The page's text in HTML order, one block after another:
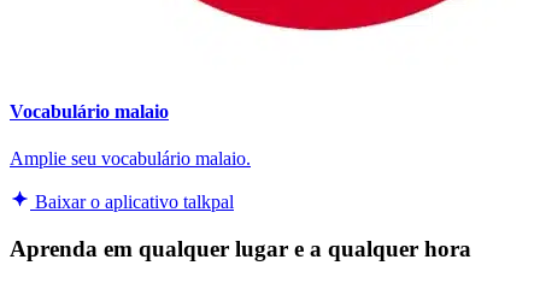
Vocabulário malaio
Amplie seu vocabulário malaio.
Baixar o aplicativo talkpal
Aprenda em qualquer lugar e a qualquer hora